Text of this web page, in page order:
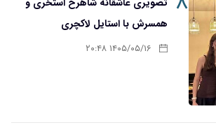
همسرش با استایل لاکچری
۱۴۰۵/۰۵/۱۶ ۲۰:۴۸